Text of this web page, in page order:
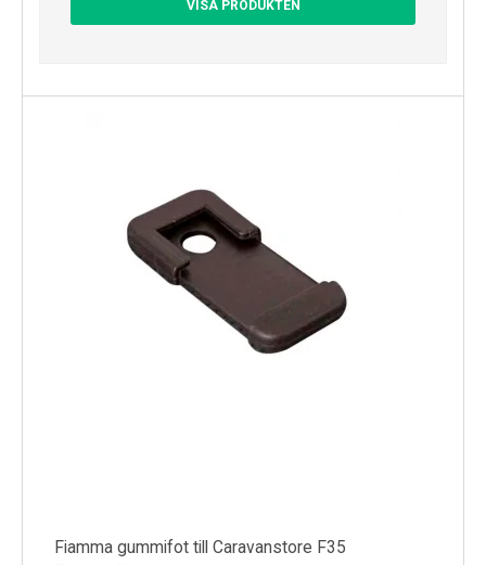
VISA PRODUKTEN
Fiamma gummifot till Caravanstore F35